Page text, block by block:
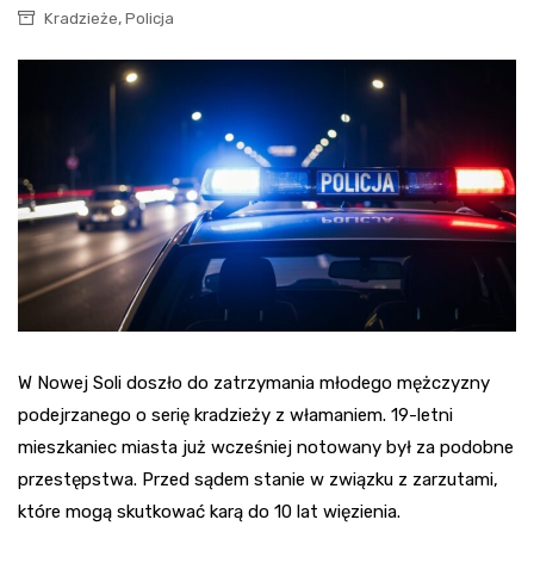
Kradzieże, Policja
W Nowej Soli doszło do zatrzymania młodego mężczyzny
podejrzanego o serię kradzieży z włamaniem. 19-letni
mieszkaniec miasta już wcześniej notowany był za podobne
przestępstwa. Przed sądem stanie w związku z zarzutami,
które mogą skutkować karą do 10 lat więzienia.